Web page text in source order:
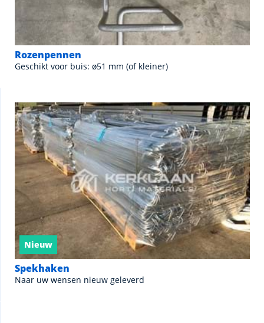
Rozenpennen
Geschikt voor buis: ø51 mm (of kleiner)
Nieuw
Spekhaken
Naar uw wensen nieuw geleverd